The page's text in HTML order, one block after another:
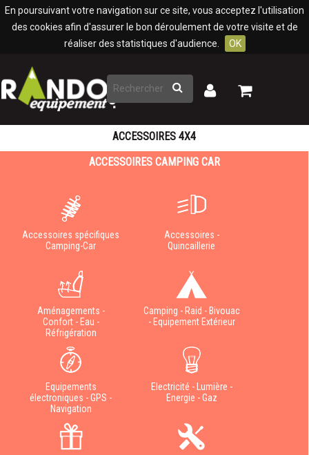
En poursuivant votre navigation sur ce site, vous acceptez l'utilisation
des cookies afin d'assurer le bon déroulement de votre visite et de
réaliser des statistiques d'audience.
OK
Rechercher
Mon
Mon
ACCESSOIRES 4X4
ACCESSOIRES CAMPING CAR
Accessoires spécifiques
Camping-Car
Accessoires -
Quincaillerie
Aménagements -
Confort - Eau -
Réfrigération
Camping - Raid - Bivouac
- Equipement Extérieur
Equipements
électroniques - GPS -
Navigation
Electricité - Lumière -
Energie - Gaz
Panneau de gestion des cookies